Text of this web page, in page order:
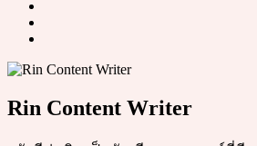
Rin Content Writer